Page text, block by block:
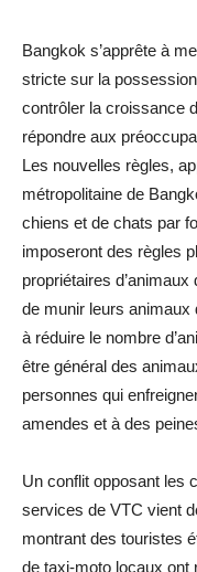
Bangkok s’apprête à
stricte sur la
contrôler la croissance
répondre aux
Les nouvelles règles,
métropolitaine de
chiens et de chats par
imposeront des règles
propriétaires
de munir leurs animaux
à réduire le nombre
être général des
personnes qui
amendes et à des
Un conflit opposant les
services de VTC vient
montrant des touristes
de taxi-moto locaux ont